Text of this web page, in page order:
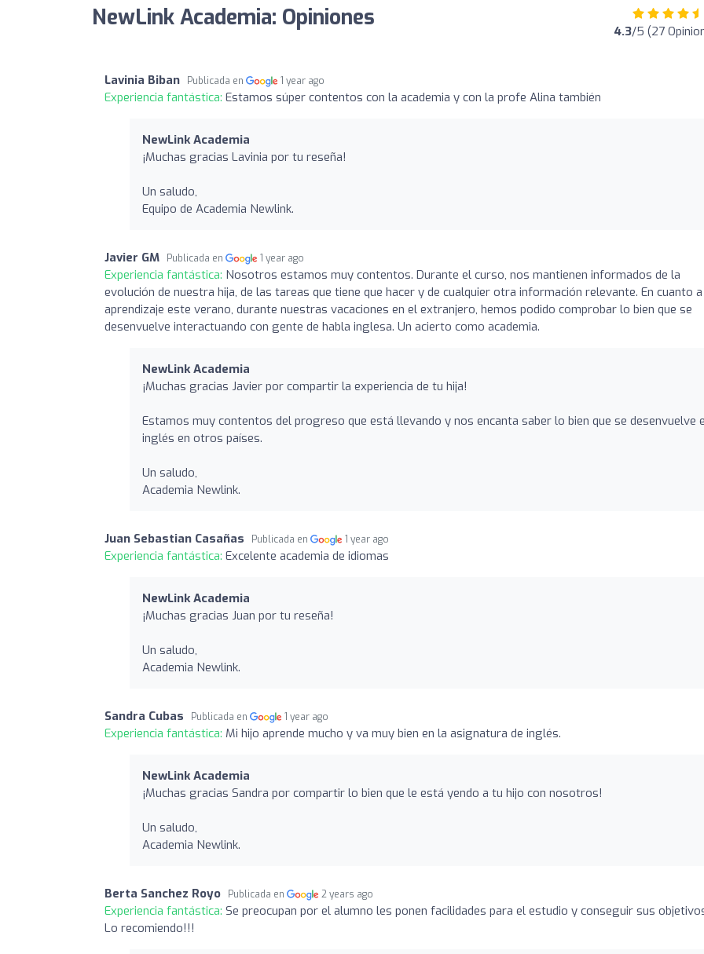
NewLink Academia: Opiniones 4.3/5 (27
Lavinia Biban Publicada en 1 year ago
Experiencia fantástica: Estamos súper contentos con la academia y con la profe Alina también
NewLink Academia
¡Muchas gracias Lavinia por tu reseña!
Un saludo,
Equipo de Academia Newlink.
Javier GM Publicada en 1 year ago
Experiencia fantástica: Nosotros estamos muy contentos. Durante el curso, nos mantienen informados de la
evolución de nuestra hija, de las tareas que tiene que hacer y de cualquier otra información relevante. En cuanto
aprendizaje este verano, durante nuestras vacaciones en el extranjero, hemos podido comprobar lo bien que se
desenvuelve interactuando con gente de habla inglesa. Un acierto como academia.
NewLink Academia
¡Muchas gracias Javier por compartir la experiencia de tu hija!
Estamos muy contentos del progreso que está llevando y nos encanta saber lo bien que se desenvuelve
inglés en otros países.
Un saludo,
Academia Newlink.
Juan Sebastian Casañas Publicada en 1 year ago
Experiencia fantástica: Excelente academia de idiomas
NewLink Academia
¡Muchas gracias Juan por tu reseña!
Un saludo,
Academia Newlink.
Sandra Cubas Publicada en 1 year ago
Experiencia fantástica: Mi hijo aprende mucho y va muy bien en la asignatura de inglés.
NewLink Academia
¡Muchas gracias Sandra por compartir lo bien que le está yendo a tu hijo con nosotros!
Un saludo,
Academia Newlink.
Berta Sanchez Royo Publicada en 2 years ago
Experiencia fantástica: Se preocupan por el alumno les ponen facilidades para el estudio y conseguir sus
Lo recomiendo!!!